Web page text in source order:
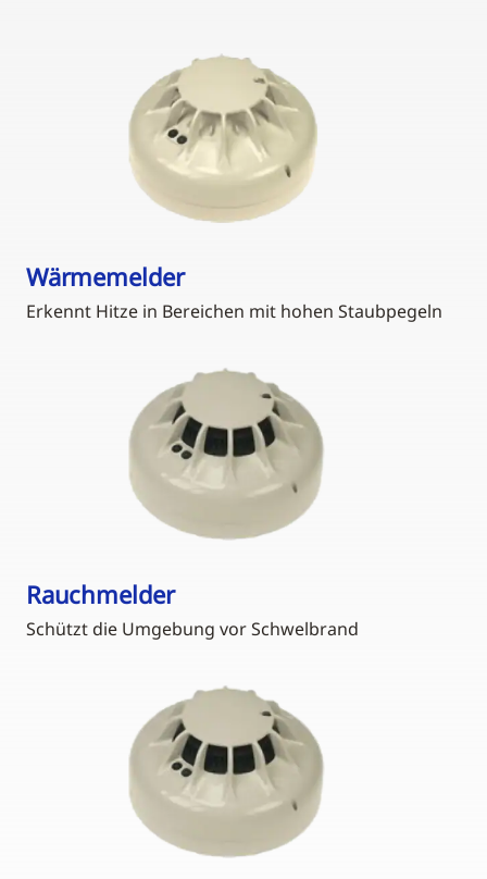
Wärmemelder
Erkennt Hitze in Bereichen mit hohen Staubpegeln
Rauchmelder
Schützt die Umgebung vor Schwelbrand